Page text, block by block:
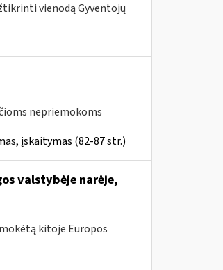
vienodą Gyventojų
nepriemokoms
įskaitymas (82-87 str.)
valstybėje narėje,
kitoje Europos